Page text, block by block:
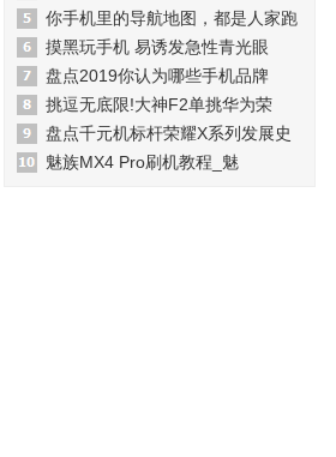
你手机里的导航地图，都是人家跑
摸黑玩手机 易诱发急性青光眼
盘点2019你认为哪些手机品牌
挑逗无底限!大神F2单挑华为荣
盘点千元机标杆荣耀X系列发展史
魅族MX4 Pro刷机教程_魅